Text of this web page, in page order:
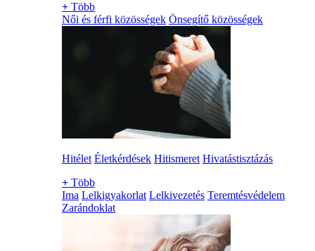
+ Több
Női és férfi közösségek Önsegítő közösségek
Hitélet Életkérdések Hitismeret Hivatástisztázás
+ Több
Ima Lelkigyakorlat Lelkivezetés Teremtésvédelem
Zarándoklat